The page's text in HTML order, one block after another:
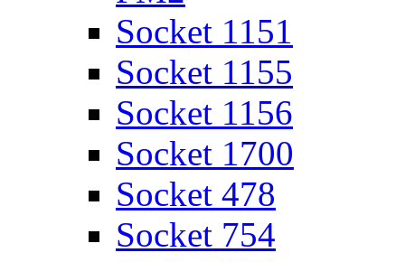
Socket 1151
Socket 1155
Socket 1156
Socket 1700
Socket 478
Socket 754